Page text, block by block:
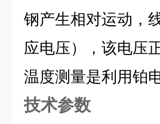
钢产生相对运动，
应电压），该电压
温度测量是利用铂
技术参数